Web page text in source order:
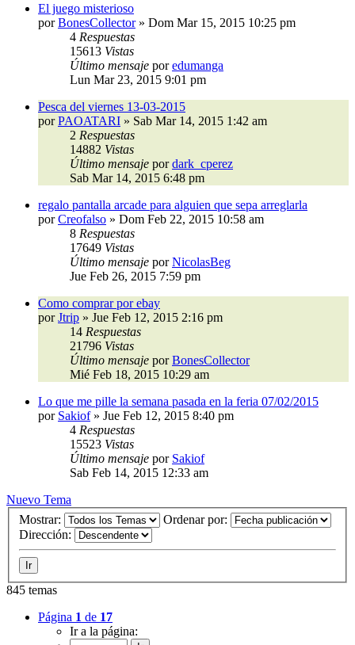
El juego misterioso
porBonesCollector» Dom Mar 15, 2015 10:25 pm
4 Respuestas
15613 Vistas
Último mensaje poredumanga
Lun Mar 23, 2015 9:01 pm
Pesca del viernes 13-03-2015
porPAOATARI » Sab Mar 14, 2015 1:42 am
2 Respuestas
14882 Vistas
Último mensaje pordark_cperez
Sab Mar 14, 2015 6:48 pm
regalo pantalla arcade para alguien que sepa arreglarla
porCreofalso » Dom Feb 22, 2015 10:58 am
8 Respuestas
17649 Vistas
Último mensaje porNicolasBeg
Jue Feb 26, 2015 7:59 pm
Como comprar por ebay
porJtrip » Jue Feb 12, 2015 2:16 pm
14 Respuestas
21796 Vistas
Último mensaje porBonesCollector
Mié Feb 18, 2015 10:29 am
Lo que me pille la semana pasada en la feria 07/02/2015
por Sakiof» Jue Feb 12, 2015 8:40 pm
4 Respuestas
15523 Vistas
Último mensaje por Sakiof
Sab Feb 14, 2015 12:33 am
Nuevo Tema
Mostrar:
Ordenar por:
Dirección:
845 temas
Página 1 de 17
Ir a la página: